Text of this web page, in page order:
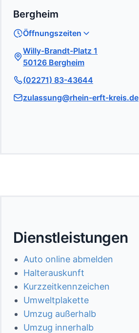
Bergheim
Öffnungszeiten
Willy-Brandt-Platz 1
50126 Bergheim
(02271) 83-43644
zulassung@rhein-erft-kreis.de
Dienstleistungen
Auto online abmelden
Halterauskunft
Kurzzeitkennzeichen
Umweltplakette
Umzug außerhalb
Umzug innerhalb